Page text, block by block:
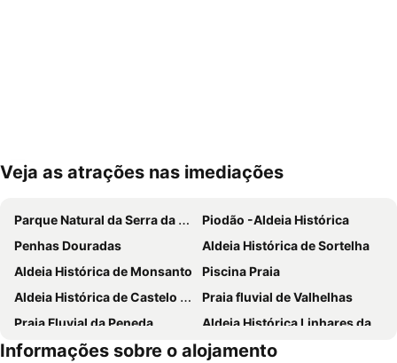
Ampliar mapa
Veja as atrações nas imediações
Parque Natural da Serra da Estrela
Piodão -Aldeia Histórica
Penhas Douradas
Aldeia Histórica de Sortelha
Aldeia Histórica de Monsanto
Piscina Praia
Aldeia Histórica de Castelo Novo
Praia fluvial de Valhelhas
Praia Fluvial da Peneda
Aldeia Histórica Linhares da Beira
Fluvial de Avô
Parque de Campismo Curral do Negro Gouveia
Informações sobre o alojamento